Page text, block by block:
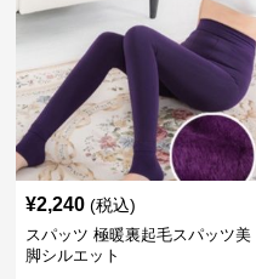
¥2,240 (税込)
スパッツ 極暖裏起毛スパッツ美
脚シルエット